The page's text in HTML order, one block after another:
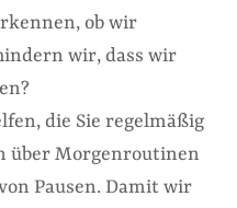
ob wir
wir, dass wir
die Sie regelmäßig
über Morgenroutinen
Pausen. Damit wir